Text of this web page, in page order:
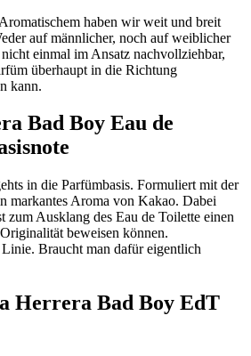
haben wir weit und breit
auf männlicher, noch auf weiblicher
einmal im Ansatz nachvollziehbar,
überhaupt in die Richtung
kann.
Bad Boy Eau de
in die Parfümbasis. Formuliert mit der
markantes Aroma von Kakao. Dabei
zum Ausklang des Eau de Toilette einen
beweisen können.
Braucht man dafür eigentlich
Herrera Bad Boy EdT